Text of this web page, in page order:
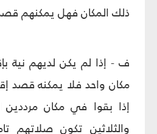
ذلك المكان فهل يمكنهم
ف - إذا لم يكن لديهم نية
مكان واحد فلا يمكنه قصد
إذا بقوا في مكان مرددين
والثلاثين تكون صلاتهم